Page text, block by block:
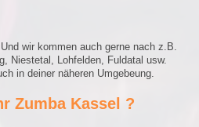
wir kommen auch gerne nach z.B.
Niestetal, Lohfelden, Fuldatal usw.
in deiner näheren Umgebeung.
Zumba Kassel ?